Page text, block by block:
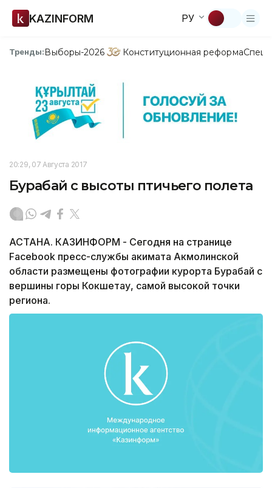
KAZINFORM РУ
Тренды:Выборы-2026 Конституционная реформа
20:29, 07 Августа 2017
Бурабай с высоты птичьего полета
АСТАНА. КАЗИНФОРМ - Сегодня на странице
Facebook пресс-службы акимата Акмолинской
области размещены фотографии курорта Бурабай с
вершины горы Кокшетау, самой высокой точки
региона.